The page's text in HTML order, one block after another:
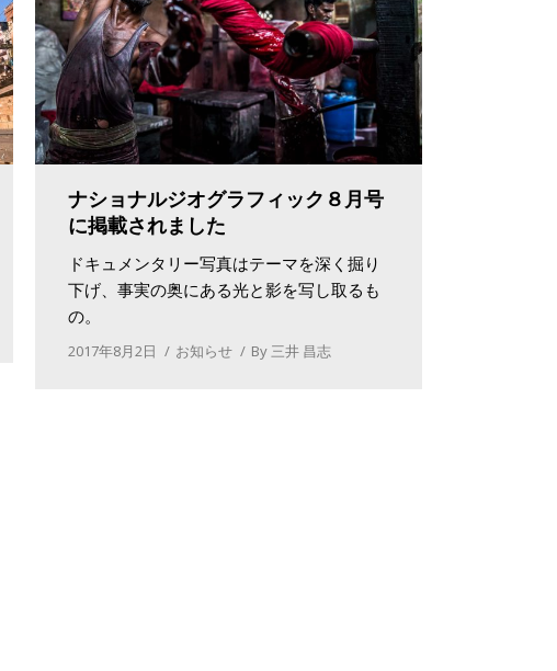
ナショナルジオグラフィック８月号
に掲載されました
ドキュメンタリー写真はテーマを深く掘り
下げ、事実の奥にある光と影を写し取るも
の。
2017年8月2日 お知らせ By 三井 昌志